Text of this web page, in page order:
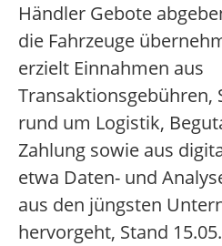
Händler Gebote
die Fahrzeuge
erzielt Einnahmen aus
Transaktionsgebühren,
rund um Logistik,
Zahlung sowie aus
etwa Daten- und
aus den jüngsten
hervorgeht, Stand